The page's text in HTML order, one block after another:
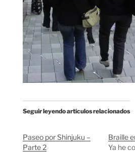
Seguir leyendo artículos relacionados
Paseo por Shinjuku –
Parte 2
Braille
Ya he